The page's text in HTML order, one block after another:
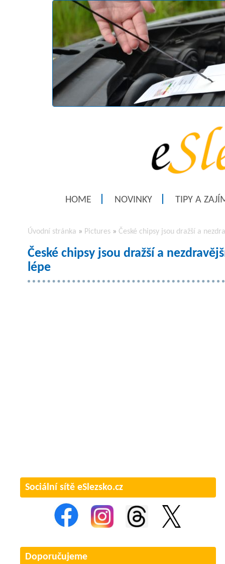
HOME NOVINKY TIPY A
Úvodní stránka » Pictures » České chipsy jsou dražší a
České chipsy jsou dražší a
lépe
Sociální sítě eSlezsko.cz
Doporučujeme